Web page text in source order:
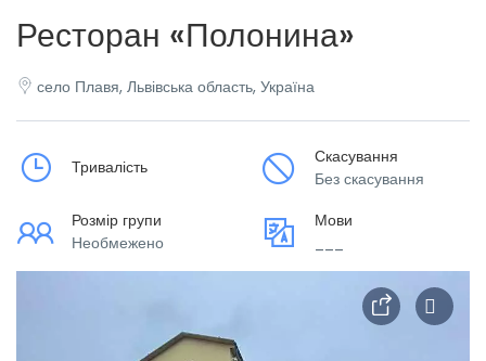
Ресторан «Полонина»
село Плавя, Львівська область, Україна
Тривалість
Скасування
Без скасування
Розмір групи
Необмежено
Мови